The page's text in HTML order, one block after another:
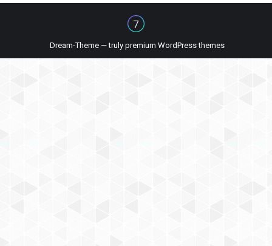
Dream-Theme — truly premium WordPress themes